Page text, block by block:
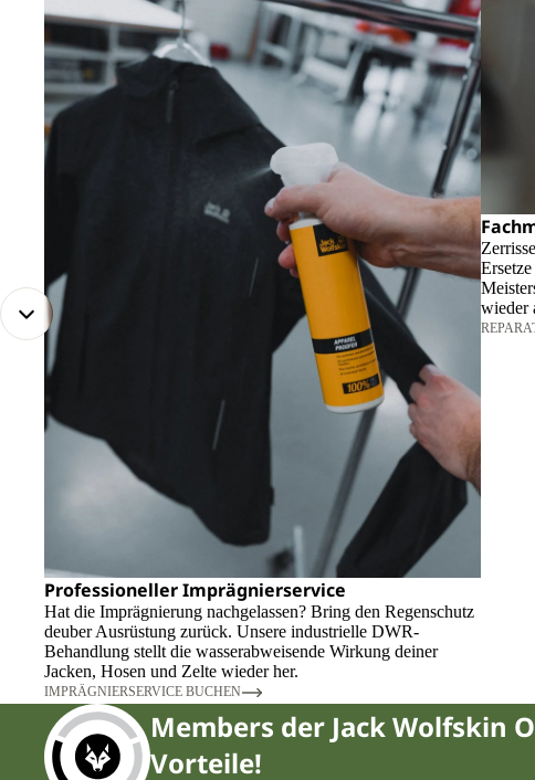
Professioneller Imprägnierservice
Hat die Imprägnierung nachgelassen? Bring den Regenschutz
deuber Ausrüstung zurück. Unsere industrielle DWR-
Behandlung stellt die wasserabweisende Wirkung deiner
Jacken, Hosen und Zelte wieder her.
IMPRÄGNIERSERVICE BUCHEN
wieder
Members der Jack Wolfskin
Vorteile!